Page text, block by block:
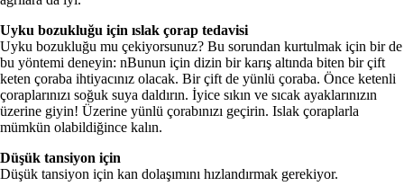
Uyku bozukluğu için ıslak çorap tedavisi
Uyku bozukluğu mu çekiyorsunuz? Bu sorundan kurtulmak için bir de
bu yöntemi deneyin: nBunun için dizin bir karış altında biten bir çift
keten çoraba ihtiyacınız olacak. Bir çift de yünlü çoraba. Önce ketenli
çoraplarınızı soğuk suya daldırın. İyice sıkın ve sıcak ayaklarınızın
üzerine giyin! Üzerine yünlü çorabınızı geçirin. Islak çoraplarla
mümkün olabildiğince kalın.
Düşük tansiyon için
Düşük tansiyon için kan dolaşımını hızlandırmak gerekiyor.